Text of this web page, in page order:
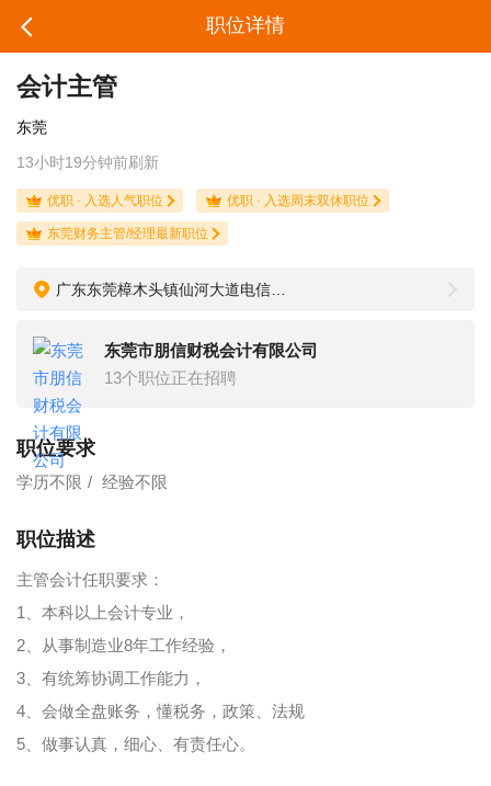
职位详情
会计主管
东莞
13小时19分钟前刷新
优职 · 入选人气职位 优职 · 入选周末双休职位
东莞财务主管/经理最新职位
东莞市朋信财税会计有限公司
13个职位正在招聘
职位要求
学历不限 经验不限
职位描述
主管会计任职要求：
1、本科以上会计专业，
2、从事制造业8年工作经验，
3、有统筹协调工作能力，
4、会做全盘账务，懂税务，政策、法规
5、做事认真，细心、有责任心。